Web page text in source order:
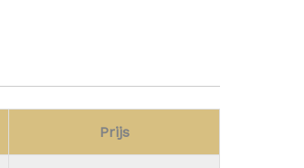
Prijs